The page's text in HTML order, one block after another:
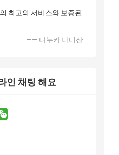
최고의 서비스와 보증된
—— 다누카 나디산
인 채팅 해요